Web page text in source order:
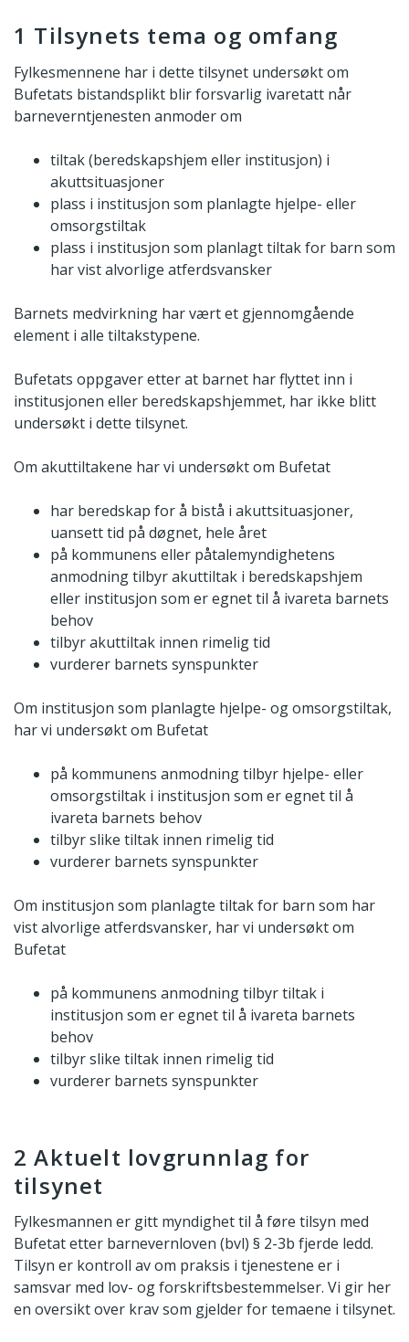
1 Tilsynets tema og omfang
Fylkesmennene har i dette tilsynet undersøkt om
Bufetats bistandsplikt blir forsvarlig ivaretatt når
barneverntjenesten anmoder om
tiltak (beredskapshjem eller institusjon) i
akuttsituasjoner
plass i institusjon som planlagte hjelpe- eller
omsorgstiltak
plass i institusjon som planlagt tiltak for barn som
har vist alvorlige atferdsvansker
Barnets medvirkning har vært et gjennomgående
element i alle tiltakstypene.
Bufetats oppgaver etter at barnet har flyttet inn i
institusjonen eller beredskapshjemmet, har ikke blitt
undersøkt i dette tilsynet.
Om akuttiltakene har vi undersøkt om Bufetat
har beredskap for å bistå i akuttsituasjoner,
uansett tid på døgnet, hele året
på kommunens eller påtalemyndighetens
anmodning tilbyr akuttiltak i beredskapshjem
eller institusjon som er egnet til å ivareta barnets
behov
tilbyr akuttiltak innen rimelig tid
vurderer barnets synspunkter
Om institusjon som planlagte hjelpe- og omsorgstiltak,
har vi undersøkt om Bufetat
på kommunens anmodning tilbyr hjelpe- eller
omsorgstiltak i institusjon som er egnet til å
ivareta barnets behov
tilbyr slike tiltak innen rimelig tid
vurderer barnets synspunkter
Om institusjon som planlagte tiltak for barn som har
vist alvorlige atferdsvansker, har vi undersøkt om
Bufetat
på kommunens anmodning tilbyr tiltak i
institusjon som er egnet til å ivareta barnets
behov
tilbyr slike tiltak innen rimelig tid
vurderer barnets synspunkter
2 Aktuelt lovgrunnlag for
tilsynet
Fylkesmannen er gitt myndighet til å føre tilsyn med
Bufetat etter barnevernloven (bvl) § 2-3b fjerde ledd.
Tilsyn er kontroll av om praksis i tjenestene er i
samsvar med lov- og forskriftsbestemmelser. Vi gir her
en oversikt over krav som gjelder for temaene i tilsynet.